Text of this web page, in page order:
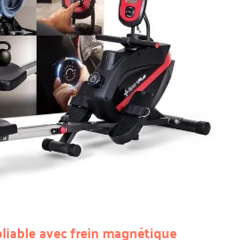
avec frein magnétique